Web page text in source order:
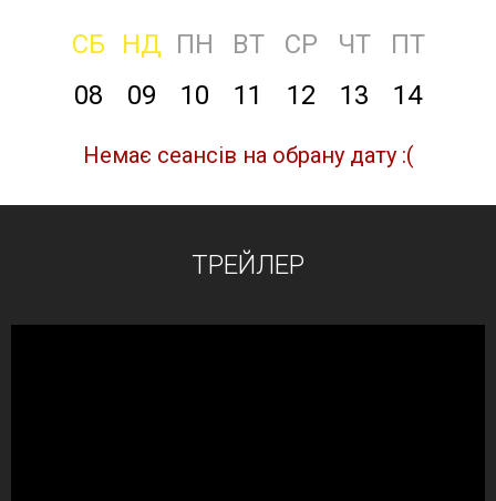
СБ НД ПН ВТ СР ЧТ
ПТ
08
09 10 11 12 13 14
Немає сеансів на обрану дату :(
ТРЕЙЛЕР